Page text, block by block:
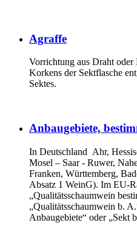
Agraffe
Vorrichtung aus Draht oder
Korkens der Sektflasche
Sektes.
Anbaugebiete,
In Deutschland Ahr,
Mosel – Saar - Ruwer,
Franken, Württemberg,
Absatz 1 WeinG). Im EU-
„Qualitätsschaumwein
„Qualitätsschaumwein b.
Anbaugebiete“ oder „Sekt